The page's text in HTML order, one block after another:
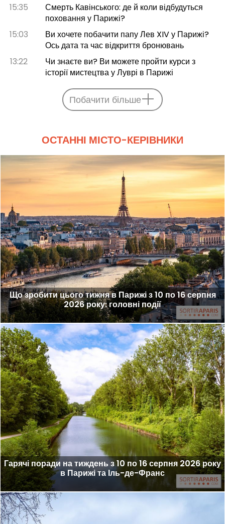
15:35
Смерть Кавінського: де й коли відбудуться
поховання у Парижі?
15:03
Ви хочете побачити папу Лев XIV у Парижі?
Ось дата та час відкриття бронювань
13:22
Чи знаєте ви? Ви можете пройти курси з
історії мистецтва у Луврі в Парижі
Побачити більше
ОСТАННІ МІСТО-КЕРІВНИКИ
Що зробити цього тижня в Парижі з 10 по 16 серпня
2026 року: головні події
Гарячі поради на тиждень з 10 по 16 серпня 2026 року
в Парижі та Іль-де-Франс